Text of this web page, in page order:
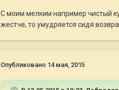
С моим мелким например чистый
жестче, то умудряется сидя
Опубликовано 14 мая, 2015